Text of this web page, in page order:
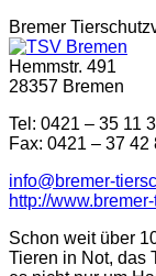
Bremer
Hemmstr. 491
28357 Bremen
Tel: 0421 – 35 11
Fax: 0421 – 37 42
info@bremer-
http://
Schon weit über
Tieren in Not, das